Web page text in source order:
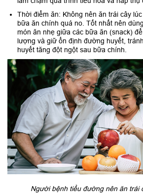
Thời điểm ăn: Không nên ăn trái cây
bữa ăn chính quá no. Tốt nhất nên
món ăn nhẹ giữa các bữa ăn (snack)
lượng và giữ ổn định đường huyết,
huyết tăng đột ngột sau bữa chính.
Người bệnh tiểu đường nên ăn trái